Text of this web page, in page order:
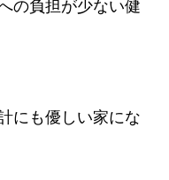
の負担が少ない健
にも優しい家にな